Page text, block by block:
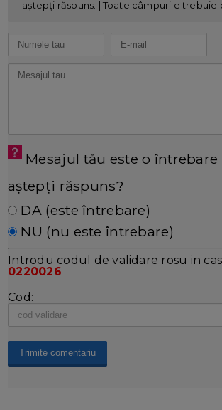
aștepți răspuns. | Toate câmpurile
Mesajul tău este o întrebare
aștepți răspuns?
DA (este întrebare)
NU (nu este întrebare)
Introdu codul de validare rosu in
0220026
Cod: